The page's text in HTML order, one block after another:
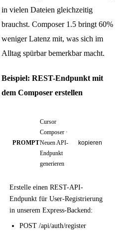
in vielen Dateien gleichzeitig
brauchst. Composer 1.5 bringt 60%
weniger Latenz mit, was sich im
Alltag spürbar bemerkbar macht.
Beispiel: REST-Endpunkt mit
dem Composer erstellen
PROMPT
Cursor
Composer ·
Neuen API-
Endpunkt
generieren
kopieren
Erstelle einen REST-API-
Endpunkt für User-Registrierung
in unserem Express-Backend:
POST /api/auth/register